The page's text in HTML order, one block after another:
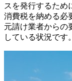
スを発行するため
消費税を納める必
元請け業者からの
している状況です。